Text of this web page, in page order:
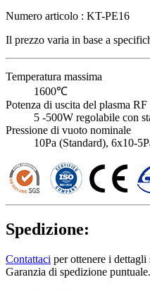
Numero articolo : KT-PE16
Il prezzo varia in base a
Temperatura massima
1600℃
Potenza di uscita del plasma RF
5 -500W regolabile con
Pressione di vuoto nominale
10Pa (Standard), 6x10-
Spedizione:
Contattaci per ottenere i
Garanzia di spedizione puntuale.